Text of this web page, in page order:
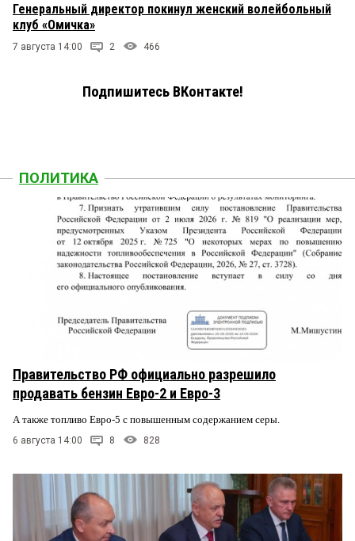
Генеральный директор покинул женский волейбольный
клуб «Омичка»
7 августа 14:00 2 466
Подпишитесь ВКонтакте!
ПОЛИТИКА
Правительство РФ официально разрешило
продавать бензин Евро-2 и Евро-3
А также топливо Евро-5 с повышенным содержанием серы.
6 августа 14:00 8 828